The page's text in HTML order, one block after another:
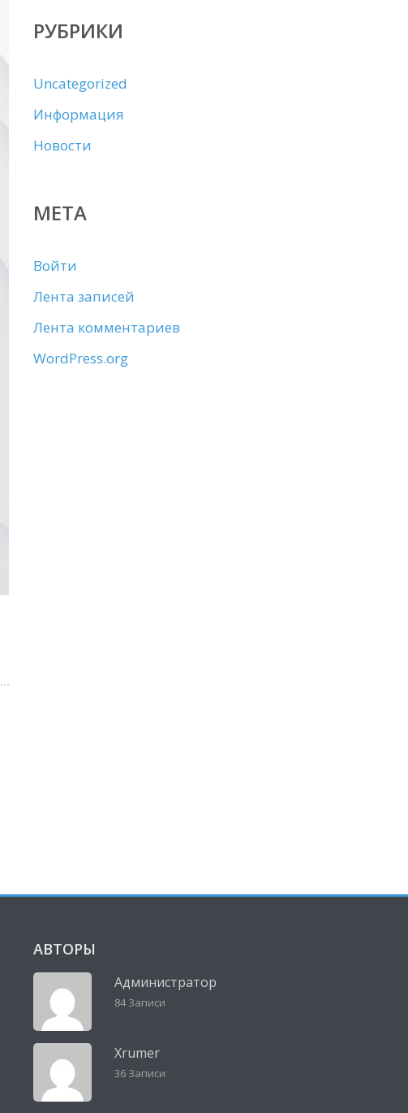
РУБРИКИ
Uncategorized
Информация
Новости
МЕТА
Войти
Лента записей
Лента комментариев
WordPress.org
АВТОРЫ
Администратор
84 Записи
Xrumer
36 Записи